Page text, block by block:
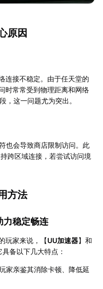
原因
连接不稳定。由于任天堂的
时常常受到物理距离和网络
，这一问题尤为突出。
也会导致商店限制访问。此
跨区域连接，若尝试访问境
方法
力稳定畅连
玩家来说，【UU加速器】和
备以下几大特点：
家亲鉴其消除卡顿、降低延